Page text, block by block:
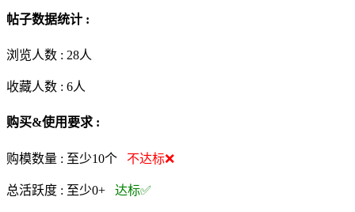
帖子数据统计 :
浏览人数 : 28人
收藏人数 : 6人
购买&使用要求 :
购模数量 : 至少10个 不达标❌
总活跃度 : 至少0+ 达标✅